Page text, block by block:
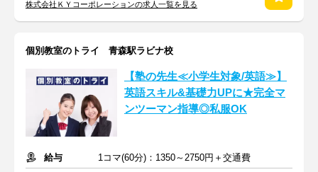
株式会社ＫＹコーポレーションの求人一覧を見る
個別教室のトライ 青森駅ラビナ校
【塾の先生≪小学生対象/英語≫】
英語スキル&基礎力UPに★完全マ
ンツーマン指導◎私服OK
給与
1コマ(60分)：1350～2750円＋交通費